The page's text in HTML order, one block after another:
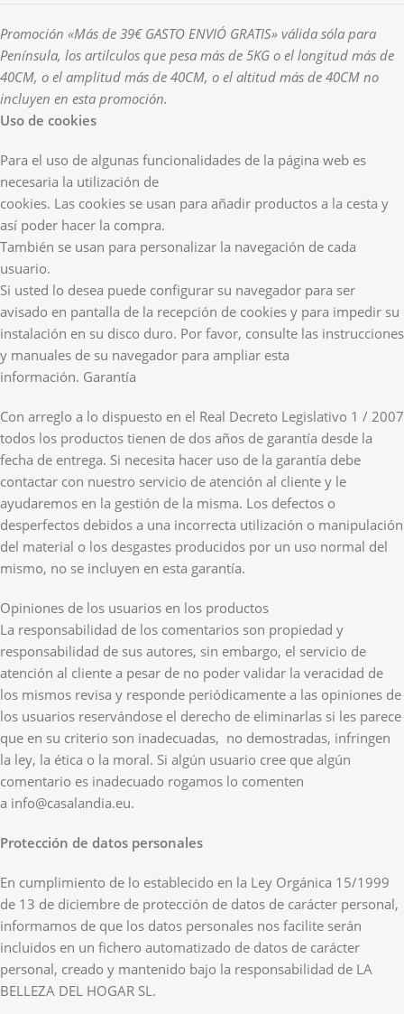
Promoción «Más de 39€ GASTO ENVIÓ GRATIS» válida sóla para
Península, los artilculos que pesa más de 5KG o el longitud más de
40CM, o el amplitud más de 40CM, o el altitud más de 40CM no
incluyen en esta promoción.
Uso de cookies
Para el uso de algunas funcionalidades de la página web es
necesaria la utilización de
cookies. Las cookies se usan para añadir productos a la cesta y
así poder hacer la compra.
También se usan para personalizar la navegación de cada
usuario.
Si usted lo desea puede configurar su navegador para ser
avisado en pantalla de la recepción de cookies y para impedir su
instalación en su disco duro. Por favor, consulte las instrucciones
y manuales de su navegador para ampliar esta
información. Garantía
Con arreglo a lo dispuesto en el Real Decreto Legislativo 1 / 2007
todos los productos tienen de dos años de garantía desde la
fecha de entrega. Si necesita hacer uso de la garantía debe
contactar con nuestro servicio de atención al cliente y le
ayudaremos en la gestión de la misma. Los defectos o
desperfectos debidos a una incorrecta utilización o manipulación
del material o los desgastes producidos por un uso normal del
mismo, no se incluyen en esta garantía.
Opiniones de los usuarios en los productos
La responsabilidad de los comentarios son propiedad y
responsabilidad de sus autores, sin embargo, el servicio de
atención al cliente a pesar de no poder validar la veracidad de
los mismos revisa y responde periódicamente a las opiniones de
los usuarios reservándose el derecho de eliminarlas si les parece
que en su criterio son inadecuadas, no demostradas, infringen
la ley, la ética o la moral. Si algún usuario cree que algún
comentario es inadecuado rogamos lo comenten
a info@casalandia.eu.
Protección de datos personales
En cumplimiento de lo establecido en la Ley Orgánica 15/1999
de 13 de diciembre de protección de datos de carácter personal,
informamos de que los datos personales nos facilite serán
incluidos en un fichero automatizado de datos de carácter
personal, creado y mantenido bajo la responsabilidad de LA
BELLEZA DEL HOGAR SL.